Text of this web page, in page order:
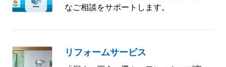
なご相談をサポートします。
リフォームサービス